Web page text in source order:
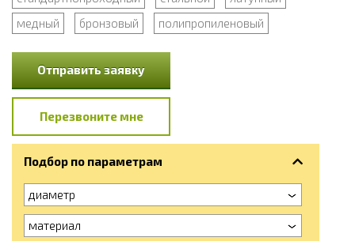
медный
бронзовый полипропиленовый
Отправить заявку
Перезвоните мне
Подбор по параметрам
диаметр
материал